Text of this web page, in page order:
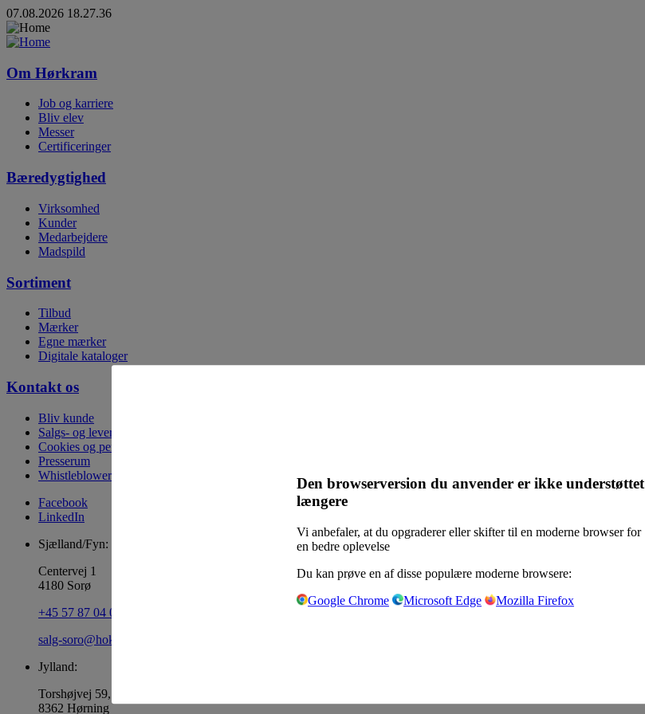
Den browserversion du anvender er ikke understøttet
længere
Vi anbefaler, at du opgraderer eller skifter til en moderne browser for
en bedre oplevelse
Du kan prøve en af disse populære moderne browsere:
Google Chrome
Microsoft Edge Mozilla Firefox
07.08.2026 18.27.36
Om Hørkram
Job og karriere
Bliv elev
Messer
Certificeringer
Bæredygtighed
Virksomhed
Kunder
Medarbejdere
Madspild
Sortiment
Tilbud
Mærker
Egne mærker
Digitale kataloger
Kontakt os
Bliv kunde
Salgs- og leveringsbetingelser
Cookies og persondata
Presserum
Whistleblowerordning
Facebook
LinkedIn
Sjælland/Fyn:
Centervej 1
4180 Sorø
+45 57 87 04 00
salg-soro@hoka.dk
Jylland:
Torshøjvej 59, Kolt
8362 Hørning